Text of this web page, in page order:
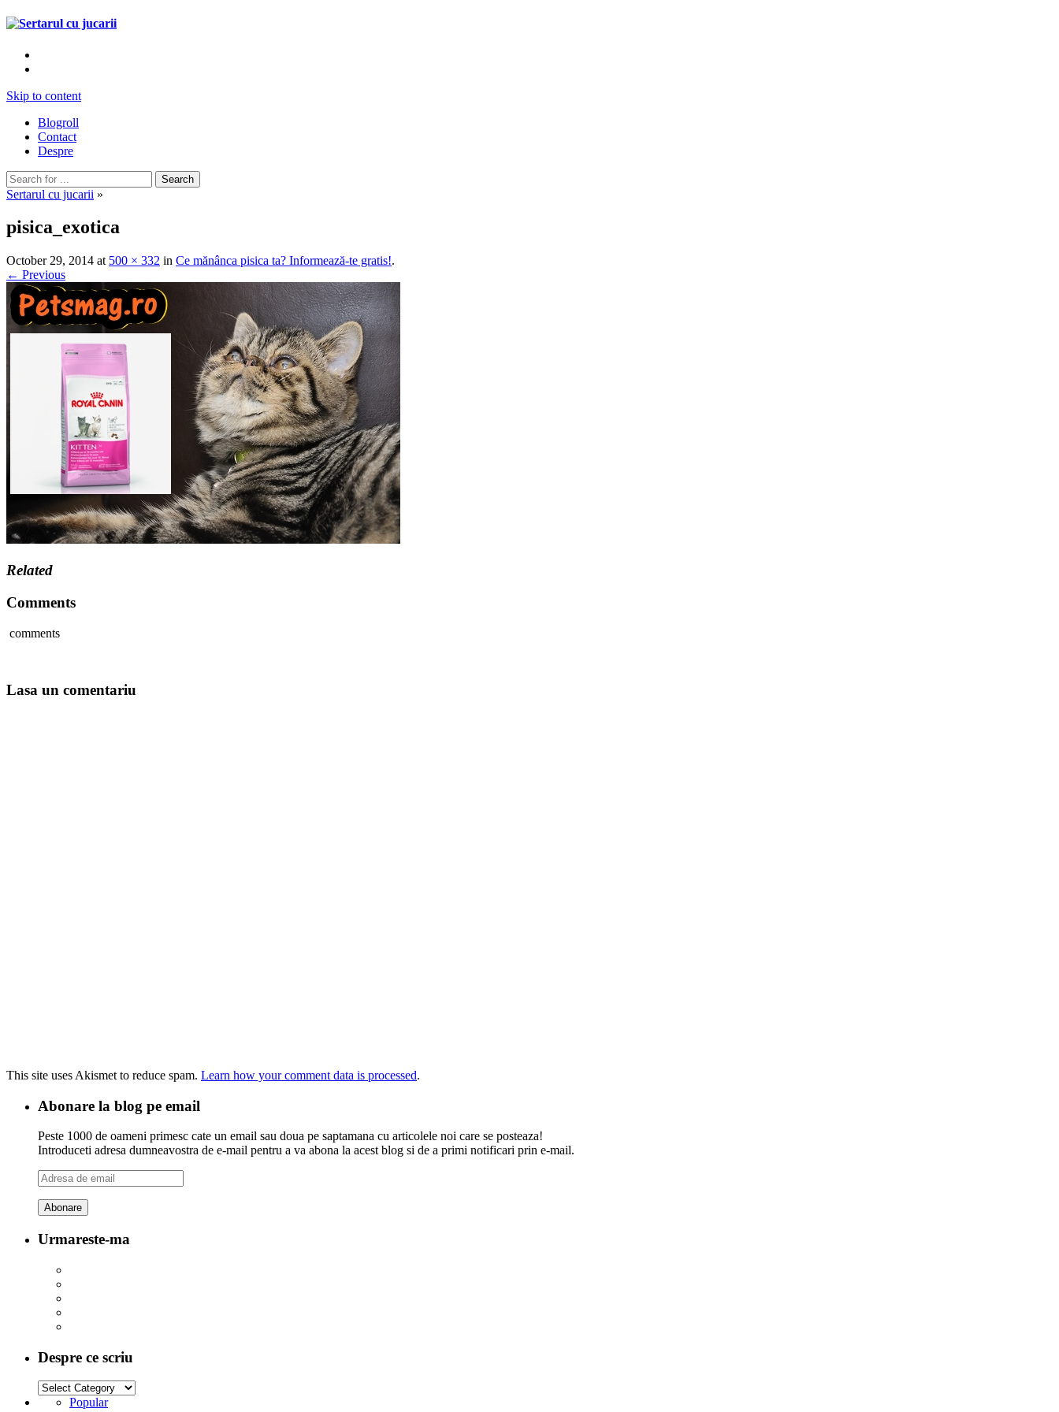
Skip to content
Blogroll
Contact
Despre
Sertarul cu jucarii »
pisica_exotica
October 29, 2014 at 500 × 332 in Ce mănânca pisica ta? Informează-te gratis!.
← Previous
Related
Comments
comments
Lasa un comentariu
This site uses Akismet to reduce spam. Learn how your comment data is processed.
Abonare la blog pe email
Peste 1000 de oameni primesc cate un email sau doua pe saptamana cu articolele noi care se posteaza!
Introduceti adresa dumneavostra de e-mail pentru a va abona la acest blog si de a primi notificari prin e-mail.
Adresa
de
email
Urmareste-ma
Despre ce scriu
Popular